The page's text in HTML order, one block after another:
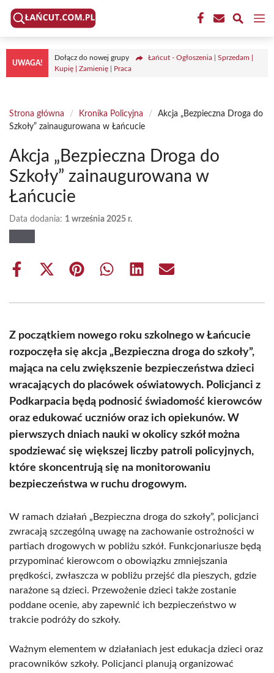
Przejdź
treści
UWAGA!
Dołącz do nowej grupy
Łańcut - Ogłoszenia | Sprzedam |
Kupię | Zamienię | Praca
Strona główna / Kronika Policyjna /
Akcja „Bezpieczna Droga do
Szkoły” zainaugurowana w Łańcucie
Akcja „Bezpieczna Droga do
Szkoły” zainaugurowana w
Łańcucie
Data dodania: 1 września 2025 r.
Share
Share
(Twitter)
Share Share Share Share
Z początkiem nowego roku szkolnego w Łańcucie
rozpoczęła się akcja „Bezpieczna droga do szkoły”,
mająca na celu zwiększenie bezpieczeństwa dzieci
wracających do placówek oświatowych. Policjanci z
Podkarpacia będą podnosić świadomość kierowców
oraz edukować uczniów oraz ich opiekunów. W
pierwszych dniach nauki w okolicy szkół można
spodziewać się większej liczby patroli policyjnych,
które skoncentrują się na monitorowaniu
bezpieczeństwa w ruchu drogowym.
W ramach działań „Bezpieczna droga do szkoły”, policjanci
zwracają szczególną uwagę na zachowanie ostrożności w
partiach drogowych w pobliżu szkół. Funkcjonariusze będą
przypominać kierowcom o obowiązku zmniejszania
prędkości, zwłaszcza w pobliżu przejść dla pieszych, gdzie
narażone są dzieci. Przewożenie dzieci także zostanie
poddane ocenie, aby zapewnić ich bezpieczeństwo w
trakcie podróży do szkoły.
Ważnym elementem w działaniach jest edukacja dzieci oraz
pracowników szkoły. Policjanci planują organizować